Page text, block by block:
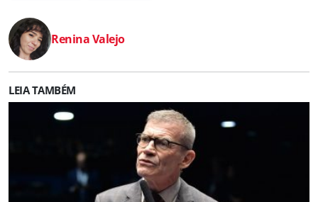
Renina Valejo
LEIA TAMBÉM